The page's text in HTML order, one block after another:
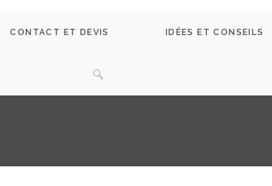
CONTACT ET DEVIS IDÉES ET CONSEILS